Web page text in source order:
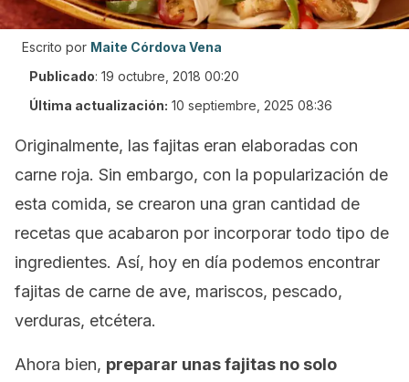
Escrito por Maite Córdova Vena
Publicado: 19 octubre, 2018 00:20
Última actualización: 10 septiembre, 2025 08:36
Originalmente, las fajitas eran elaboradas con
carne roja. Sin embargo, con la popularización de
esta comida, se crearon una gran cantidad de
recetas que acabaron por incorporar todo tipo de
ingredientes. Así, hoy en día podemos encontrar
fajitas de carne de ave, mariscos, pescado,
verduras, etcétera.
Ahora bien, preparar unas fajitas no solo